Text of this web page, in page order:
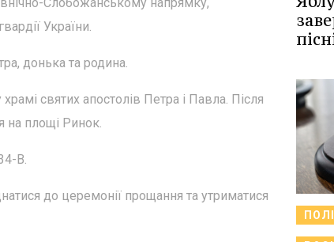
України.
донька та родина.
святих апостолів Петра і Павла. Після
на площі Ринок.
В.
до церемонії прощання та утриматися